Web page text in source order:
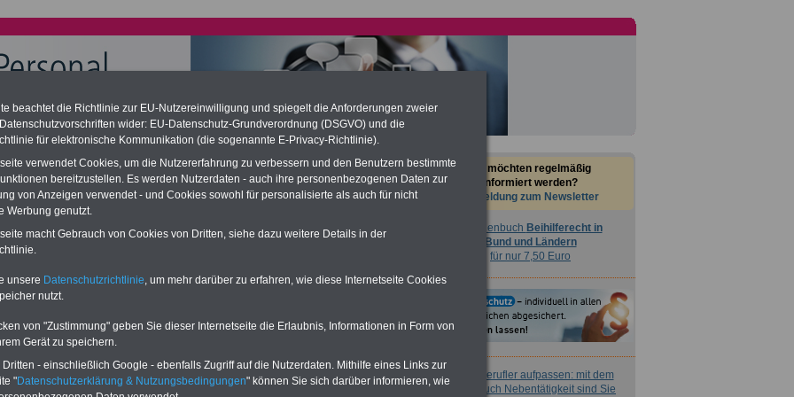
für Telekombeamte (auch im Ruhestand); geringe
hat die Berliner Landesbesoldung für verfassungs-
(Berlin muss bis
März 2027 eine Neuregelung der Besoldung
Auch beim Bund (Beamte & Ruhestandsbeamte) gibt es teilweise
(Medienberichten zufolge liegt diese füralle (!) Beamte-
der Telekom - zwischen
der Bundesregierung vorgelegt wird (im 2. Quartal.2026
zur (Vor)Bestellung der Broschüre
für Telekompersonal: Man kann alles teilen
Zehn OnlineBücher & eBooks für den Öffentlichen Dienst /
Sie möchten regelmäßig
informiert werden?
Anmeldung zum Newsletter
Taschenbuch Beihilferecht in
Bund und Ländern
für nur 7,50 Euro
Nebenberufler aufpassen: mit dem
OnlineBuch Nebentätigkeit sind Sie
beachtet die Richtlinie zur EU-Nutzereinwilligung und spiegelt die Anforderungen zweier
wider: EU-Datenschutz-Grundverordnung (DSGVO) und die
für elektronische Kommunikation (die sogenannte E-Privacy-Richtlinie).
verwendet Cookies, um die Nutzererfahrung zu verbessern und den Benutzern bestimmte
bereitzustellen. Es werden Nutzerdaten - auch ihre personenbezogenen Daten zur
von Anzeigen verwendet - und Cookies sowohl für personalisierte als auch für nicht
Werbung genutzt.
macht Gebrauch von Cookies von Dritten, siehe dazu weitere Details in der
unsere Datenschutzrichtlinie, um mehr darüber zu erfahren, wie diese Internetseite Cookies
nutzt.
von "Zustimmung" geben Sie dieser Internetseite die Erlaubnis, Informationen in Form von
Gerät zu speichern.
- einschließlich Google - ebenfalls Zugriff auf die Nutzerdaten. Mithilfe eines Links zur
"Datenschutzerklärung & Nutzungsbedingungen" können Sie sich darüber informieren, wie